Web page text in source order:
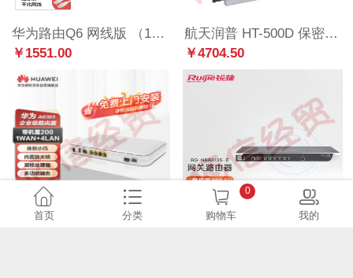
华为路由Q6 网线版 （1母3子套装）子母路由 全屋千兆网线组网 Wi-Fi6+ 3000Mbps
￥1551.00
航天润普 HT-500D 保密会议室移动通讯信号WiFi干扰器 信号wifi屏蔽器
￥4704.50
华为AR303企业级路由器
首页 分类 购物车
0
我的